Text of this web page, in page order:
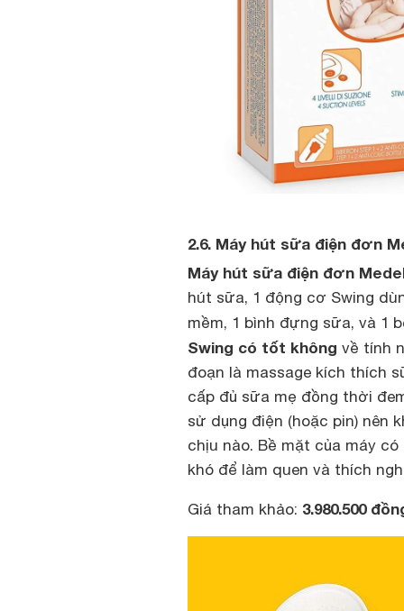
2.6. Máy hút sữa điện đơn
Máy hút sữa điện đơn
hút sữa, 1 động cơ Swing
mềm, 1 bình đựng sữa, và 1
Swing có tốt không về tính
đoạn là massage kích thích
cấp đủ sữa mẹ đồng thời
sử dụng điện (hoặc pin) nên
chịu nào. Bề mặt của máy
khó để làm quen và thích
Giá tham khảo: 3.980.500